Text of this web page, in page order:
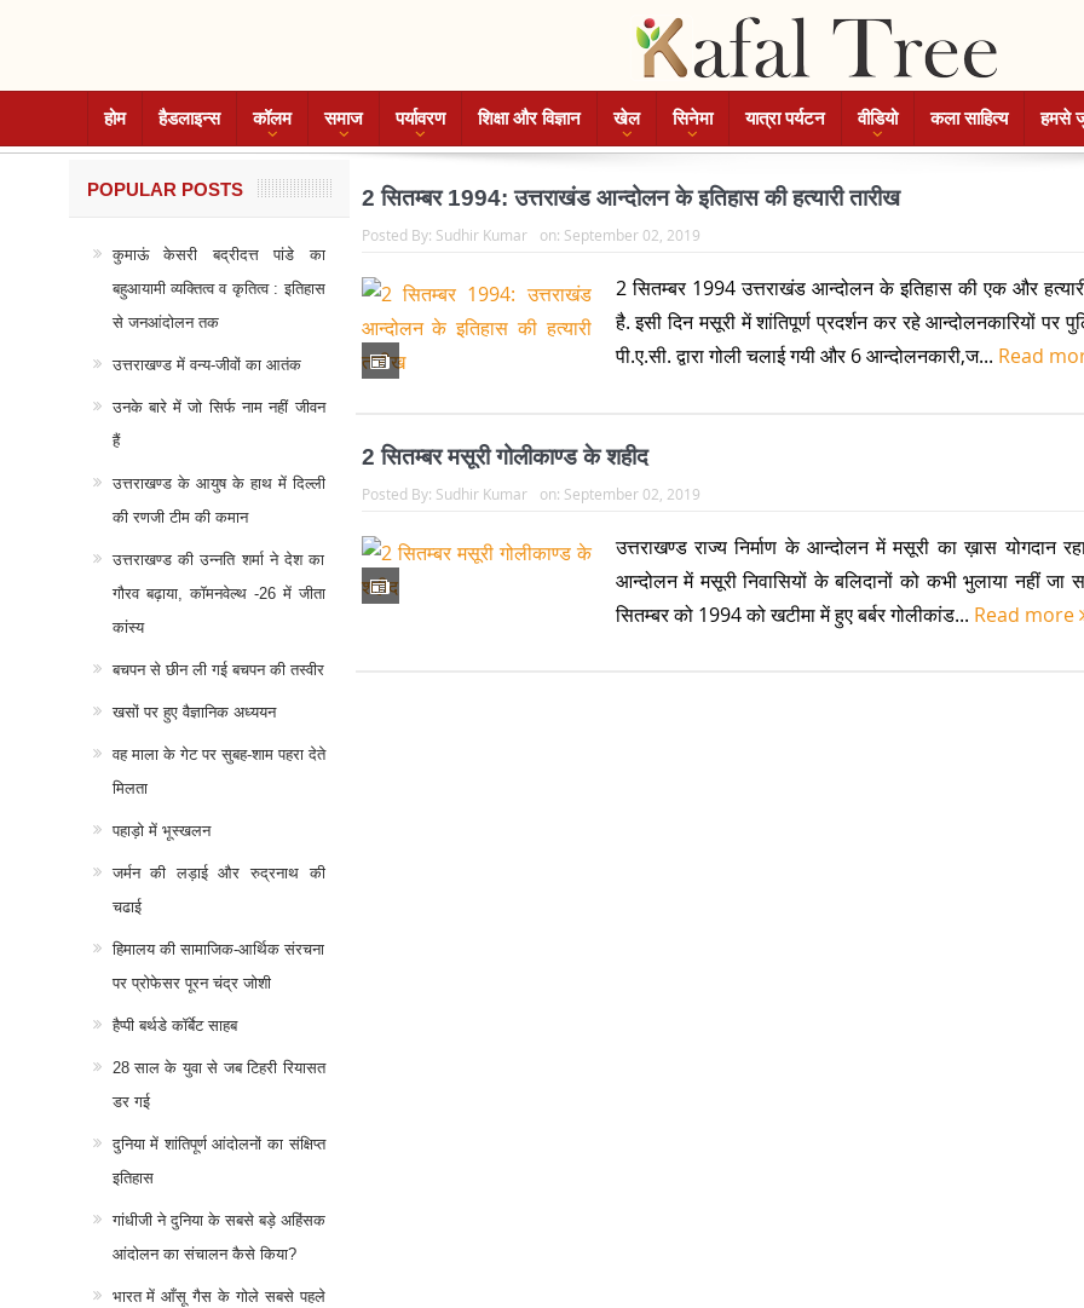
होम हैडलाइन्स कॉलम समाज पर्यावरण शिक्षा और विज्ञान खेल सिनेमा यात्रा पर्यटन वीडियो कला साहित्य हमसे
2 सितम्बर 1994: उत्तराखंड आन्दोलन के इतिहास की हत्यारी तारीख
Posted By: Sudhir Kumar on: September 02, 2019
2 सितम्बर 1994 उत्तराखंड आन्दोलन के इतिहास की एक और
है. इसी दिन मसूरी में शांतिपूर्ण प्रदर्शन कर रहे आन्दोलनकारियों पर
पी.ए.सी. द्वारा गोली चलाई गयी और 6 आन्दोलनकारी,ज... Read
2 सितम्बर मसूरी गोलीकाण्ड के शहीद
Posted By: Sudhir Kumar on: September 02, 2019
उत्तराखण्ड राज्य निर्माण के आन्दोलन में मसूरी का ख़ास योगदान
आन्दोलन में मसूरी निवासियों के बलिदानों को कभी भुलाया नहीं जा
सितम्बर को 1994 को खटीमा में हुए बर्बर गोलीकांड... Read more
POPULAR POSTS
कुमाऊं केसरी बद्रीदत्त पांडे का
बहुआयामी व्यक्तित्व व कृतित्व : इतिहास
से जनआंदोलन तक
उत्तराखण्ड में वन्य-जीवों का आतंक
उनके बारे में जो सिर्फ नाम नहीं जीवन
हैं
उत्तराखण्ड के आयुष के हाथ में दिल्ली
की रणजी टीम की कमान
उत्तराखण्ड की उन्नति शर्मा ने देश का
गौरव बढ़ाया, कॉमनवेल्थ -26 में जीता
कांस्य
बचपन से छीन ली गई बचपन की तस्वीर
खसों पर हुए वैज्ञानिक अध्ययन
वह माला के गेट पर सुबह-शाम पहरा देते
मिलता
पहाड़ो में भूस्खलन
जर्मन की लड़ाई और रुद्रनाथ की
चढाई
हिमालय की सामाजिक-आर्थिक संरचना
पर प्रोफेसर पूरन चंद्र जोशी
हैप्पी बर्थडे कॉर्बेट साहब
28 साल के युवा से जब टिहरी रियासत
डर गई
दुनिया में शांतिपूर्ण आंदोलनों का संक्षिप्त
इतिहास
गांधीजी ने दुनिया के सबसे बड़े अहिंसक
आंदोलन का संचालन कैसे किया?
भारत में आँसू गैस के गोले सबसे पहले